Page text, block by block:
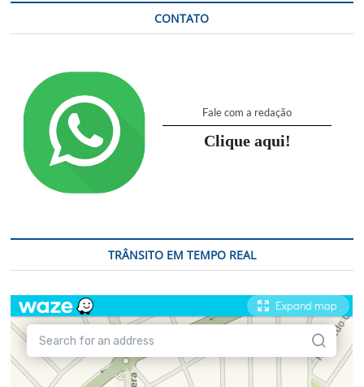
CONTATO
Fale com a redação
Clique aqui!
TRÂNSITO EM TEMPO REAL